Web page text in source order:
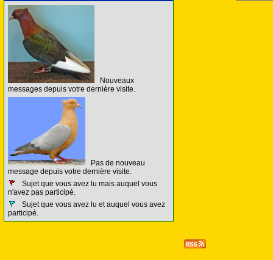
Nouveaux
messages depuis votre dernière visite.
Pas de nouveau
message depuis votre dernière visite.
Sujet que vous avez lu mais auquel vous
n'avez pas participé.
Sujet que vous avez lu et auquel vous avez
participé.